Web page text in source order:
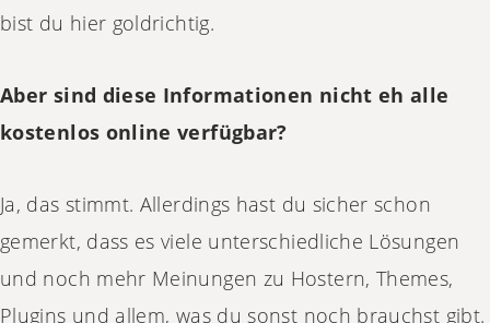
bist du hier goldrichtig.
Aber sind diese Informationen nicht eh alle
kostenlos online verfügbar?
Ja, das stimmt. Allerdings hast du sicher schon
gemerkt, dass es viele unterschiedliche Lösungen
und noch mehr Meinungen zu Hostern, Themes,
Plugins und allem, was du sonst noch brauchst gibt.